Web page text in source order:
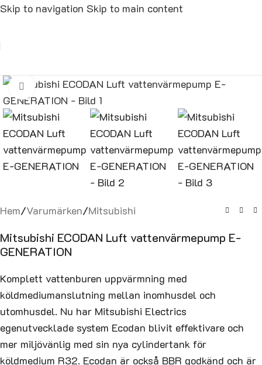
Skip to navigation Skip to main content
Click to enlarge
Hem/Varumärken/Mitsubishi
Mitsubishi ECODAN Luft vattenvärmepump E-
GENERATION
Komplett vattenburen uppvärmning med
köldmediumanslutning mellan inomhusdel och
utomhusdel. Nu har Mitsubishi Electrics
egenutvecklade system Ecodan blivit effektivare och
mer miljövänlig med sin nya cylindertank för
köldmedium R32. Ecodan är också BBR godkänd och är